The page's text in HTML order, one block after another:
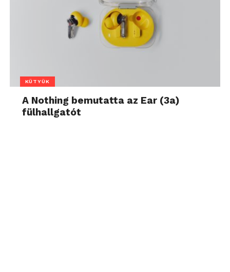
KÜTYÜK
A Nothing bemutatta az Ear (3a)
fülhallgatót